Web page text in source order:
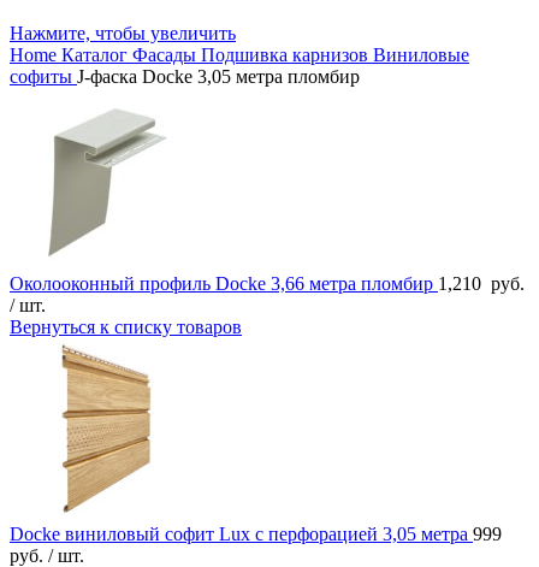
Нажмите, чтобы увеличить
Home Каталог Фасады Подшивка карнизов Виниловые
софиты J-фаска Docke 3,05 метра пломбир
Околооконный профиль Docke 3,66 метра пломбир 1,210 руб.
/ шт.
Вернуться к списку товаров
Docke виниловый софит Lux с перфорацией 3,05 метра 999
руб. / шт.